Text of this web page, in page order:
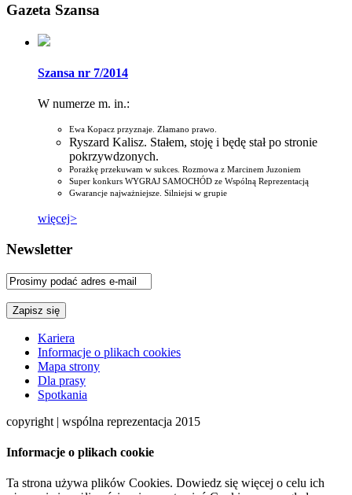
Gazeta Szansa
Szansa nr 7/2014
W numerze m. in.:
Ewa Kopacz przyznaje. Złamano prawo.
Ryszard Kalisz. Stałem, stoję i będę stał po stronie
pokrzywdzonych.
Porażkę przekuwam w sukces. Rozmowa z Marcinem Juzoniem
Super konkurs WYGRAJ SAMOCHÓD ze Wspólną Reprezentacją
Gwarancje najważniejsze. Silniejsi w grupie
więcej>
Newsletter
Kariera
Informacje o plikach cookies
Mapa strony
Dla prasy
Spotkania
copyright | wspólna reprezentacja 2015
Informacje o plikach cookie
Ta strona używa plików Cookies. Dowiedz się więcej o celu ich